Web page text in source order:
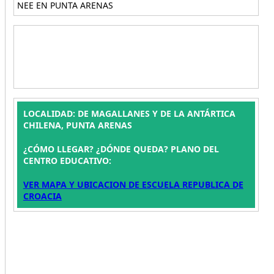
NEE EN PUNTA ARENAS
LOCALIDAD: DE MAGALLANES Y DE LA ANTÁRTICA
CHILENA, PUNTA ARENAS
¿CÓMO LLEGAR? ¿DÓNDE QUEDA? PLANO DEL
CENTRO EDUCATIVO:
VER MAPA Y UBICACION DE ESCUELA REPUBLICA DE
CROACIA